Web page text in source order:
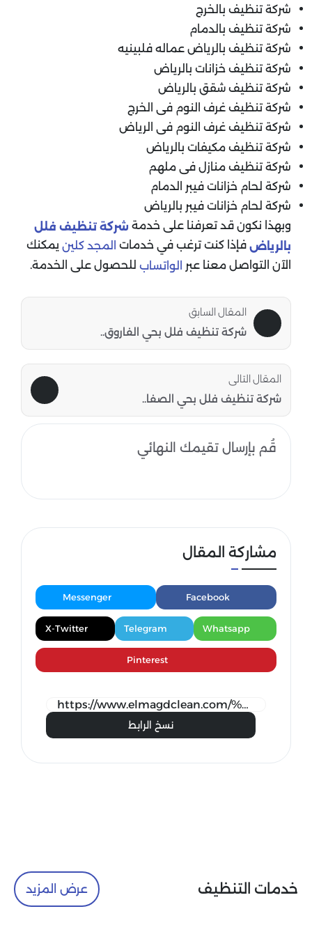
شركة تنظيف بالخرج
شركة تنظيف بالدمام
شركة تنظيف بالرياض عماله فلبينيه
شركة تنظيف خزانات بالرياض
شركة تنظيف شقق بالرياض
شركة تنظيف غرف النوم فى الخرج
شركة تنظيف غرف النوم فى الرياض
شركة تنظيف مكيفات بالرياض
شركة تنظيف منازل فى ملهم
شركة لحام خزانات فيبر الدمام
شركة لحام خزانات فيبر بالرياض
وبهذا نكون قد تعرفنا على خدمة شركة تنظيف فلل
بالرياض فإذا كنت ترغب في خدمات المجد كلين يمكنك
الآن التواصل معنا عبر
الواتساب للحصول على الخدمة.
المقال السابق
شركة تنظيف فلل بحي الفاروق..
المقال التالى
شركة تنظيف فلل بحي الصفا..
قُم بإرسال تقيمك النهائي
مشاركة المقال
Facebook
Messenger
Whatsapp
Telegram
X-Twitter
Pinterest
نسخ الرابط
خدمات التنظيف عرض المزيد